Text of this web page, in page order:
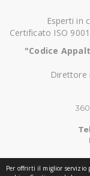
Per offrirti il miglior servizio
Esperti in
Certificato ISO
"Codice
Direttore
©Copyright